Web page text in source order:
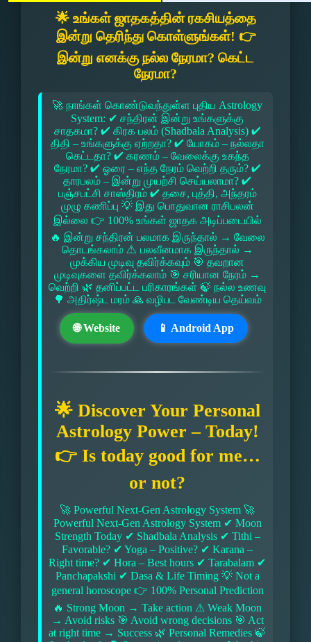
🌟 உங்கள் ஜாதகத்தின் ரகசியத்தை
இன்று தெரிந்து கொள்ளுங்கள்! 👉
இன்று எனக்கு நல்ல நேரமா? கெட்ட
நேரமா?
🚀 நாங்கள் கொண்டுவந்துள்ள புதிய Astrology
System: ✔ சந்திரன் இன்று உங்களுக்கு
சாதகமா? ✔ கிரக பலம் (Shadbala Analysis) ✔
திதி – உங்களுக்கு ஏற்றதா? ✔ யோகம் – நல்லதா
கெட்டதா? ✔ கரணம் – வேலைக்கு உகந்த
நேரமா? ✔ ஓரை – எந்த நேரம் வெற்றி தரும்? ✔
தாரபலம் – இன்று முயற்சி செய்யலாமா? ✔
பஞ்சபட்சி சாஸ்திரம் ✔ தசை, புத்தி, அந்தரம்
முழு கணிப்பு 💡 இது பொதுவான ராசிபலன்
இல்லை 👉 100% உங்கள் ஜாதக அடிப்படையில்
🔥 இன்று சந்திரன் பலமாக இருந்தால் → வேலை
தொடங்கலாம் ⚠ பலவீனமாக இருந்தால் →
முக்கிய முடிவு தவிர்க்கவும் 🎯 தவறான
முடிவுகளை தவிர்க்கலாம் 🎯 சரியான நேரம் →
வெற்றி 🌿 தனிப்பட்ட பரிகாரங்கள் 🍃 நல்ல உணவு
🌳 அதிர்ஷ்ட மரம் 🙏 வழிபட வேண்டிய தெய்வம்
🌐 Website 📱 Android App
🌟 Discover Your Personal
Astrology Power – Today!
👉 Is today good for me…
or not?
🚀 Powerful Next-Gen Astrology System 🚀
Powerful Next-Gen Astrology System ✔ Moon
Strength Today ✔ Shadbala Analysis ✔ Tithi –
Favorable? ✔ Yoga – Positive? ✔ Karana –
Right time? ✔ Hora – Best hours ✔ Tarabalam ✔
Panchapakshi ✔ Dasa & Life Timing 💡 Not a
general horoscope 👉 100% Personal Prediction
🔥 Strong Moon → Take action ⚠ Weak Moon
→ Avoid risks 🎯 Avoid wrong decisions 🎯 Act
at right time → Success 🌿 Personal Remedies 🍃